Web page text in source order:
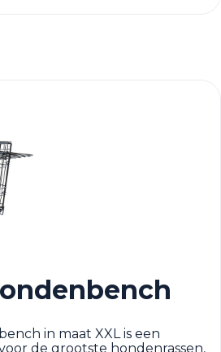
in maat XXL is een
de grootste hondenrassen,